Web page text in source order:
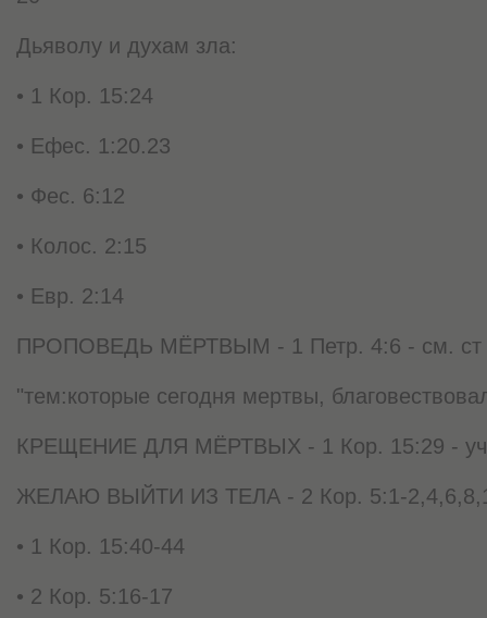
Дьяволу и духам зла:
• 1 Кор. 15:24
• Ефес. 1:20.23
• Фес. 6:12
• Колос. 2:15
• Евр. 2:14
ПРОПОВЕДЬ МЁРТВЫМ - 1 Петр. 4:6 - см. ст
"тем:которые сегодня мертвы,
КРЕЩЕНИЕ ДЛЯ МЁРТВЫХ - 1 Кор. 15:29 -
ЖЕЛАЮ ВЫЙТИ ИЗ ТЕЛА - 2 Кор. 5:1-
• 1 Кор. 15:40-44
• 2 Кор. 5:16-17